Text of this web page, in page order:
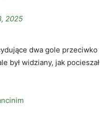
2025
dwa gole przeciwko
był widziany, jak pocieszał